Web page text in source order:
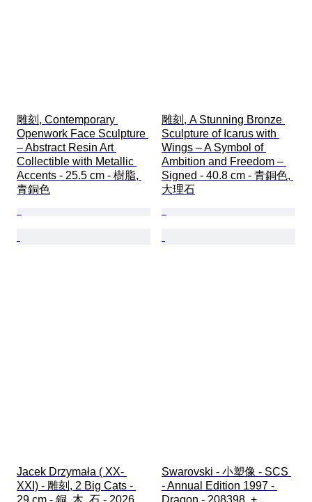
雕刻, Contemporary
Openwork Face Sculpture
– Abstract Resin Art
Collectible with Metallic
Accents - 25.5 cm - 樹脂,
青銅色
雕刻, A Stunning Bronze
Sculpture of Icarus with
Wings – A Symbol of
Ambition and Freedom –
Signed - 40.8 cm - 青銅色,
大理石
Jacek Drzymała ( XX-
XXI) - 雕刻, 2 Big Cats -
29 cm - 銅, 木, 石 - 2026
Swarovski - 小塑像 - SCS
- Annual Edition 1997 -
Dragon - 208398  +